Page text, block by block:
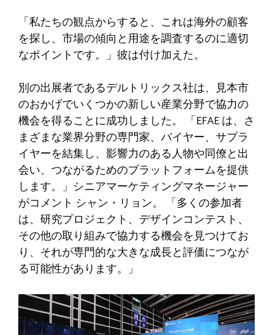
「私たちの観点からすると、これは海外の顧客
を探し、市場の傾向と用途を調査するのに適切
なポイントです。」彼は付け加えた。
別の出展者であるデルトリックス社は、見本市
のおかげでいくつかの新しい産業分野で協力の
機会を得ることに成功しました。 「EFAE は、さ
まざまな業界分野の専門家、バイヤー、サプラ
イヤーを結集し、影響力のある人物や同僚と出
会い、つながるためのプラットフォームを提供
します。」シニアマーケティングマネージャー
がコメント シャン・リョン。 「多くの参加者
は、研究プロジェクト、デザインコンテスト、
その他の取り組みで協力する機会を見つけてお
り、それが専門的な大きな成長と評価につなが
る可能性があります。」